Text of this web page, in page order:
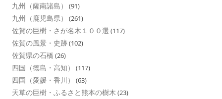
九州（薩南諸島） (91)
九州（鹿児島県） (261)
佐賀の巨樹・さが名木１００選 (117)
佐賀の風景・史跡(102)
佐賀県の石橋 (26)
四国（徳島・高知） (117)
四国（愛媛・香川） (63)
天草の巨樹・ふるさと熊本の樹木 (23)